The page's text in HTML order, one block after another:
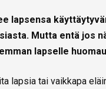
lapsensa
Mutta entä jos
lapselle
lapsia tai vaikkapa